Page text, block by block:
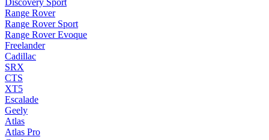
Discovery Sport
Range Rover
Range Rover Sport
Range Rover Evoque
Freelander
Cadillac
SRX
CTS
XT5
Escalade
Geely
Atlas
Atlas Pro